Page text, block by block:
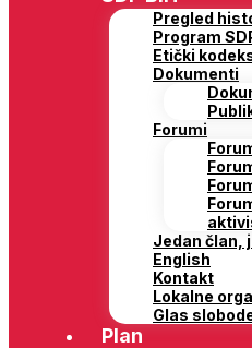
Pregled
Program
Etički
Dokumenti
Forumi
Jedan član,
English
Kontakt
Lokalne
Glas
Plan